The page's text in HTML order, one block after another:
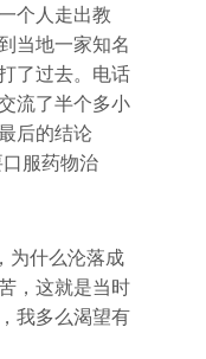
个人走出教
当地一家知名
了过去。电话
流了半个多小
后的结论
服药物治
为什么沦落成
，这就是当时
我多么渴望有